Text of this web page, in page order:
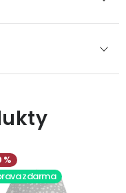
%
zdarma